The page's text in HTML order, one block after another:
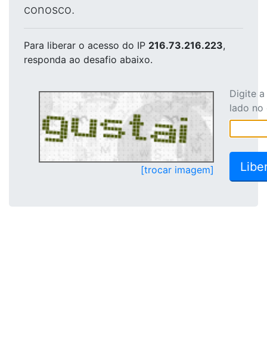
conosco.
Para liberar o acesso do IP 216.73.216.223,
responda ao desafio abaixo.
[trocar imagem]
Digite
lado no